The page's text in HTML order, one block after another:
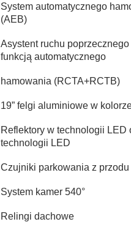
System automatycznego
(AEB)
Asystent ruchu
funkcją automatycznego
hamowania (RCTA+RCTB)
19” felgi aluminiowe w
Reflektory w technologii LED
technologii LED
Czujniki parkowania z przodu
System kamer 540°
Relingi dachowe